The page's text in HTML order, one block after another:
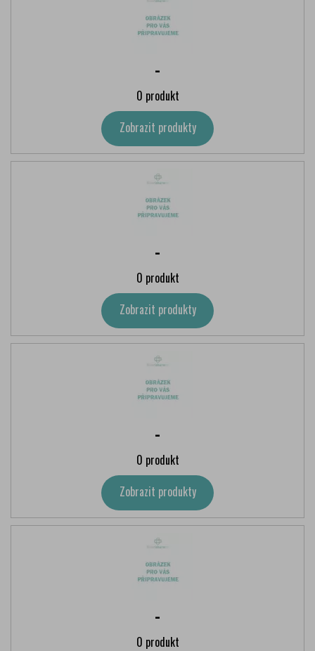
-
0 produkt
Zobrazit produkty
-
0 produkt
Zobrazit produkty
-
0 produkt
Zobrazit produkty
-
0 produkt